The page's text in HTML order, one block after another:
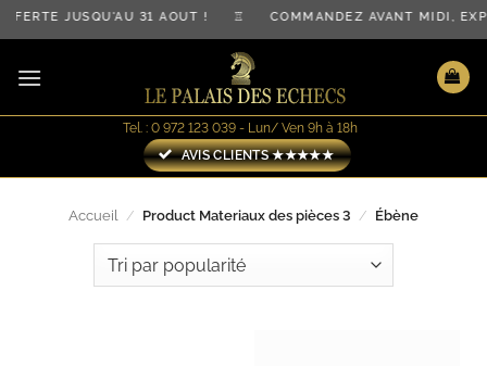
Passer
au
contenu
JUSQU'AU 31 AOÛT ! ♖ COMMANDEZ AVANT MIDI,
Tel. : 0 972 123 039 - Lun/ Ven 9h à 18h
AVIS CLIENTS ★★★★★
Accueil / Product Materiaux des pièces 3 / Ébène